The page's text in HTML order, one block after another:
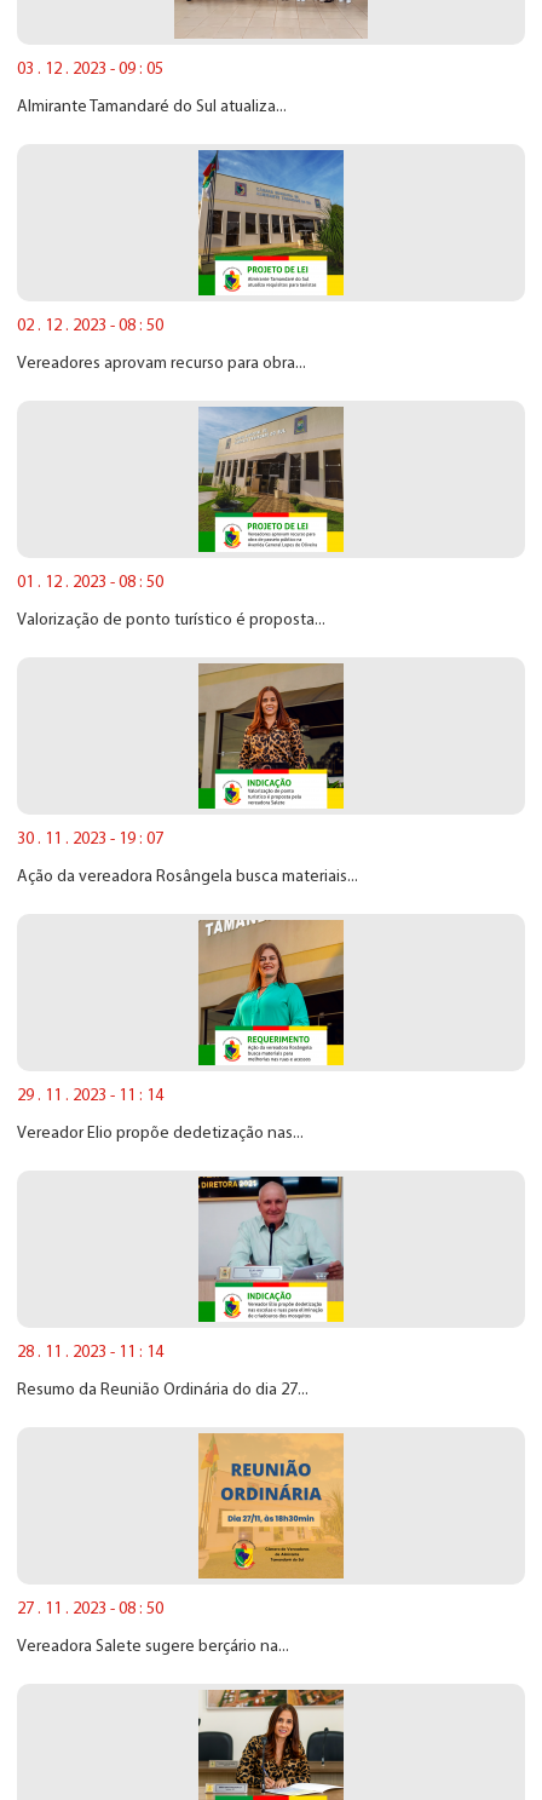
03 . 12 . 2023 - 09 : 05
Almirante Tamandaré do Sul atualiza...
02 . 12 . 2023 - 08 : 50
Vereadores aprovam recurso para obra...
01 . 12 . 2023 - 08 : 50
Valorização de ponto turístico é proposta...
30 . 11 . 2023 - 19 : 07
Ação da vereadora Rosângela busca materiais...
29 . 11 . 2023 - 11 : 14
Vereador Elio propõe dedetização nas...
28 . 11 . 2023 - 11 : 14
Resumo da Reunião Ordinária do dia 27...
27 . 11 . 2023 - 08 : 50
Vereadora Salete sugere berçário na...